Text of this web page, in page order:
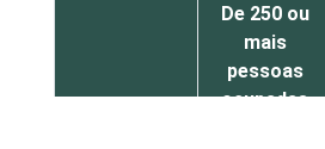
De 250 ou
mais
pessoas
ocupadas